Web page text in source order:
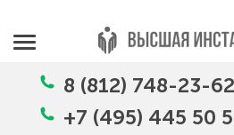
8 (812) 748-23-62
+7 (495) 445 50